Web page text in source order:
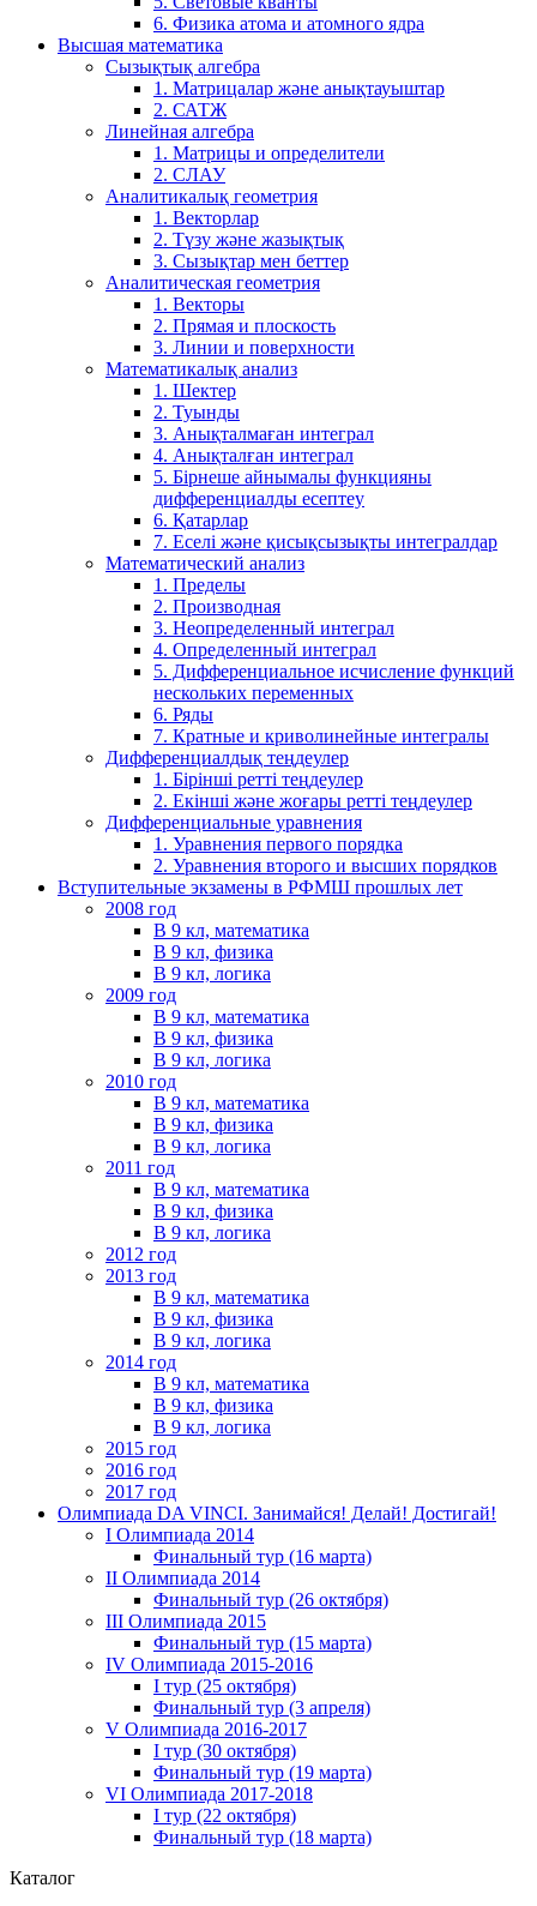
6. Физика атома и атомного ядра
Высшая математика
Сызықтық алгебра
1. Матрицалар және анықтауыштар
2. САТЖ
Линейная алгебра
1. Матрицы и определители
2. СЛАУ
Аналитикалық геометрия
1. Векторлар
2. Түзу және жазықтық
3. Сызықтар мен беттер
Аналитическая геометрия
1. Векторы
2. Прямая и плоскость
3. Линии и поверхности
Математикалық анализ
1. Шектер
2. Туынды
3. Анықталмаған интеграл
4. Анықталған интеграл
5. Бірнеше айнымалы функцияны
дифференциалды есептеу
6. Қатарлар
7. Еселі және қисықсызықты интегралдар
Математический анализ
1. Пределы
2. Производная
3. Неопределенный интеграл
4. Определенный интеграл
5. Дифференциальное исчисление функций
нескольких переменных
6. Ряды
7. Кратные и криволинейные интегралы
Дифференциалдық теңдеулер
1. Бірінші ретті теңдеулер
2. Екінші және жоғары ретті теңдеулер
Дифференциальные уравнения
1. Уравнения первого порядка
2. Уравнения второго и высших порядков
Вступительные экзамены в РФМШ прошлых лет
2008 год
В 9 кл, математика
В 9 кл, физика
В 9 кл, логика
2009 год
В 9 кл, математика
В 9 кл, физика
В 9 кл, логика
2010 год
В 9 кл, математика
В 9 кл, физика
В 9 кл, логика
2011 год
В 9 кл, математика
В 9 кл, физика
В 9 кл, логика
2012 год
2013 год
В 9 кл, математика
В 9 кл, физика
В 9 кл, логика
2014 год
В 9 кл, математика
В 9 кл, физика
В 9 кл, логика
2015 год
2016 год
2017 год
Олимпиада DA VINCI. Занимайся! Делай! Достигай!
I Олимпиада 2014
Финальный тур (16 марта)
II Олимпиада 2014
Финальный тур (26 октября)
III Олимпиада 2015
Финальный тур (15 марта)
IV Олимпиада 2015-2016
I тур (25 октября)
Финальный тур (3 апреля)
V Олимпиада 2016-2017
I тур (30 октября)
Финальный тур (19 марта)
VI Олимпиада 2017-2018
I тур (22 октября)
Финальный тур (18 марта)
Каталог